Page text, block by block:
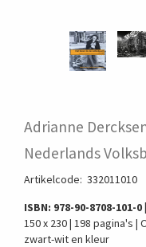
Adrianne
Nederlands
Artikelcode: 332011010
ISBN: 978-90-8708-101-0 |
150 x 230 | 198 pagina's
zwart-wit en kleur